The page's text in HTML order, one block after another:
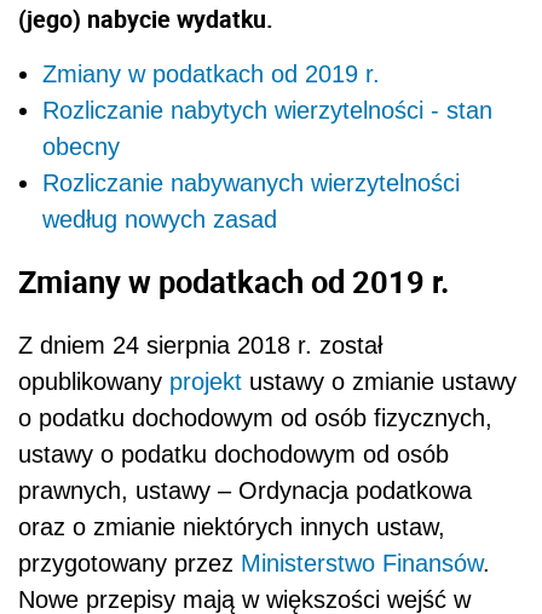
(jego) nabycie wydatku.
Zmiany w podatkach od 2019 r.
Rozliczanie nabytych wierzytelności - stan
obecny
Rozliczanie nabywanych wierzytelności
według nowych zasad
Zmiany w podatkach od 2019 r.
Z dniem 24 sierpnia 2018 r. został
opublikowany projekt ustawy o zmianie ustawy
o podatku dochodowym od osób fizycznych,
ustawy o podatku dochodowym od osób
prawnych, ustawy – Ordynacja podatkowa
oraz o zmianie niektórych innych ustaw,
przygotowany przez Ministerstwo Finansów.
Nowe przepisy mają w większości wejść w